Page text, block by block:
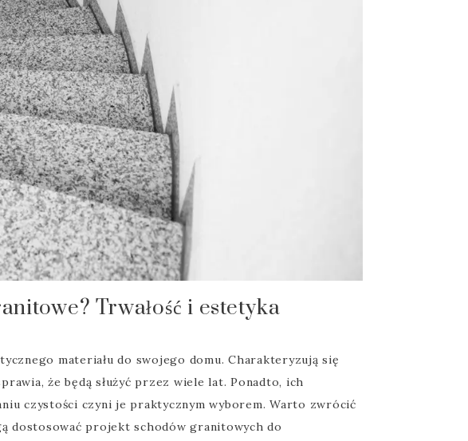
Trwałość i estetyka
materiału do swojego domu. Charakteryzują się
że będą służyć przez wiele lat. Ponadto, ich
czystości czyni je praktycznym wyborem. Warto zwrócić
dostosować projekt schodów granitowych do